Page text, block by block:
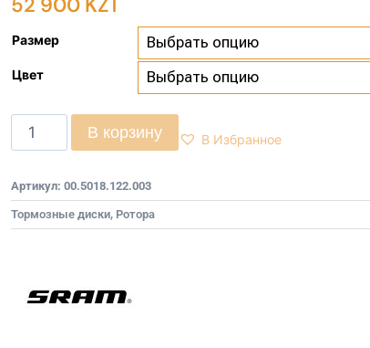
Размер
Цвет
В корзину В Избранное
Артикул: 00.5018.122.003
Тормозные диски, Ротора